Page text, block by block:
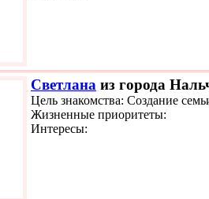
Светлана из города
Цель знакомства: Создание
Жизненные приоритеты:
Интересы: